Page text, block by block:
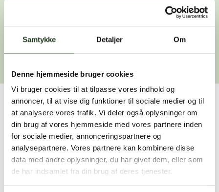
Samtykke Detaljer Om
Denne hjemmeside bruger cookies
Vi bruger cookies til at tilpasse vores indhold og
annoncer, til at vise dig funktioner til sociale medier og til
at analysere vores trafik. Vi deler også oplysninger om
din brug af vores hjemmeside med vores partnere inden
for sociale medier, annonceringspartnere og
analysepartnere. Vores partnere kan kombinere disse
data med andre oplysninger, du har givet dem, eller som
de har indsamlet fra din brug af deres tjenester.
Gå tilbage
Har du brug for hjælp?
Vi er her for at hjælpe dig. Du er velkommen til at kontakte
os, hvis du har spørgsmål eller brug for assistance.
59 45 10 14
Find nærmeste afdeling